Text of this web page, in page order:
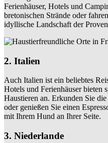
Ferienhäuser, Hotels und
bretonischen Strände oder
idyllische Landschaft der
2. Italien
Auch Italien ist ein beliebtes
Hotels und Ferienhäuser bieten
Haustieren an. Erkunden Sie
oder genießen Sie einen
mit Ihrem Hund an Ihrer Seite.
3. Niederlande